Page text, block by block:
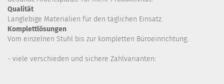
Qualität
Langlebige Materialien für den täglichen Einsatz.
Komplettlösungen
Vom einzelnen Stuhl bis zur kompletten Büroeinrichtung.
- viele verschieden und sichere Zahlvarianten: